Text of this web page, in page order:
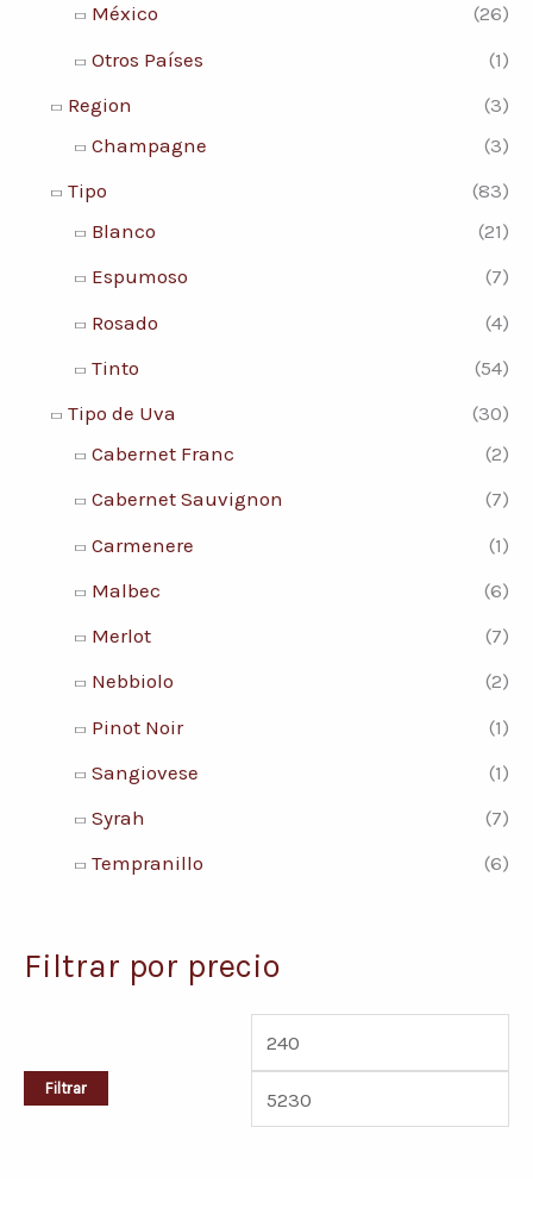
México
(26)
Otros Países
(1)
Region
(3)
Champagne
(3)
Tipo
(83)
Blanco
(21)
Espumoso
(7)
Rosado
(4)
Tinto
(54)
Tipo de Uva
(30)
Cabernet Franc
(2)
Cabernet Sauvignon
(7)
Carmenere
(1)
Malbec
(6)
Merlot
(7)
Nebbiolo
(2)
Pinot Noir
(1)
Sangiovese
(1)
Syrah
(7)
Tempranillo
(6)
Filtrar por precio
Filtrar